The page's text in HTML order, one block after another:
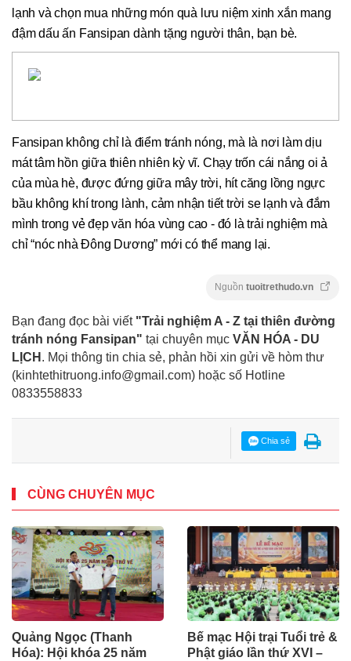
lạnh và chọn mua những món quà lưu niệm xinh xắn mang
đậm dấu ấn Fansipan dành tặng người thân, bạn bè.
Fansipan không chỉ là điểm tránh nóng, mà là nơi làm dịu
mát tâm hồn giữa thiên nhiên kỳ vĩ. Chạy trốn cái nắng oi ả
của mùa hè, được đứng giữa mây trời, hít căng lồng ngực
bầu không khí trong lành, cảm nhận tiết trời se lạnh và đắm
mình trong vẻ đẹp văn hóa vùng cao - đó là trải nghiệm mà
chỉ “nóc nhà Đông Dương” mới có thể mang lại.
Nguồn tuoitrethudo.vn
Bạn đang đọc bài viết "Trải nghiệm A - Z tại thiên đường
tránh nóng Fansipan" tại chuyên mục VĂN HÓA - DU
LỊCH . Mọi thông tin chia sẻ, phản hồi xin gửi về hòm thư
(kinhtethitruong.info@gmail.com) hoặc số Hotline
0833558833
Chia sẻ
CÙNG CHUYÊN MỤC
Quảng Ngọc (Thanh
Hóa): Hội khóa 25 năm
Bế mạc Hội trại Tuổi trẻ &
Phật giáo lần thứ XVI –